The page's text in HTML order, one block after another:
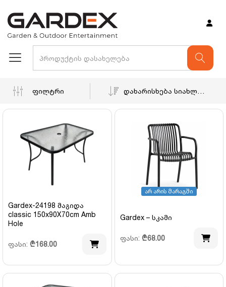
ფილტრი დახარისხება სიახლით
Gardex-24198 მაგიდა
classic 150x90X70cm Amb
Hole
ფასი: ₾168.00
არ არის მარაგში
Gardex – სკამი
ფასი: ₾68.00